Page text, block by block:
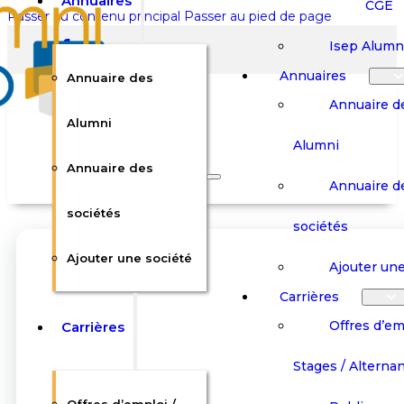
Passer au contenu principal Passer au pied de page
Rechercher sur le site
Rechercher
Se
Panier
Se
Annuaire des
Alumni
Annuaire des
sociétés
Ajouter une société
Carrières
CGE
Isep
Annuaires
Annuaire
Alumni
Annuaire
sociétés
Ajouter
Carrières
Offres
Stages /